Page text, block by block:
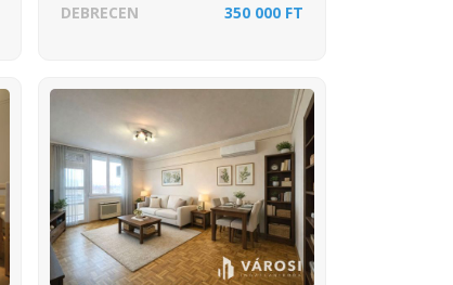
DEBRECEN 350 000 FT